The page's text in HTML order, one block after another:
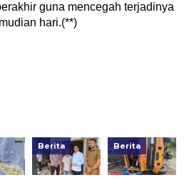
guna mencegah terjadinya
hari.(**)
Berita Berita